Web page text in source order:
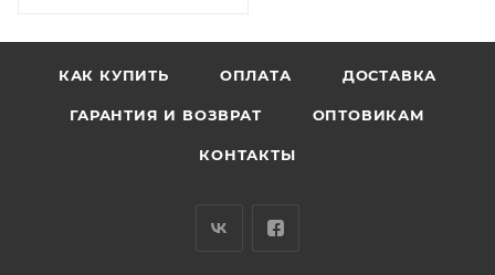
КАК КУПИТЬ ОПЛАТА ДОСТАВКА
ГАРАНТИЯ И ВОЗВРАТ ОПТОВИКАМ
КОНТАКТЫ